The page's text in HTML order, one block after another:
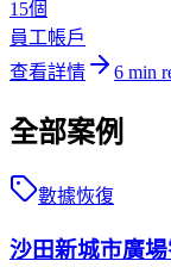
15個
員工帳戶
查看詳情
6 min
全部案例
數據恢復
沙田新城市廣